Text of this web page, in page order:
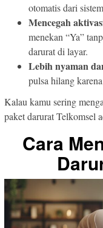
otomatis dari
Mencegah
menekan “Ya”
darurat di layar.
Lebih nyaman
pulsa hilang
Kalau kamu sering
paket darurat Telkomsel
Cara